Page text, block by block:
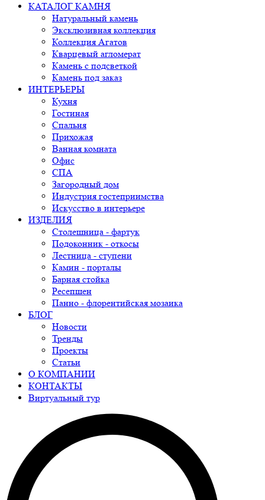
КАТАЛОГ КАМНЯ
Натуральный камень
Эксклюзивная коллекция
Коллекция Агатов
Кварцевый агломерат
Камень с подсветкой
Камень под заказ
ИНТЕРЬЕРЫ
Кухня
Гостиная
Спальня
Прихожая
Ванная комната
Офис
СПА
Загородный дом
Индустрия гостеприимства
Искусство в интерьере
ИЗДЕЛИЯ
Столешница - фартук
Подоконник - откосы
Лестница - ступени
Камин - порталы
Барная стойка
Ресепшен
Панно - флорентийская мозаика
БЛОГ
Новости
Тренды
Проекты
Статьи
О КОМПАНИИ
КОНТАКТЫ
Виртуальный тур